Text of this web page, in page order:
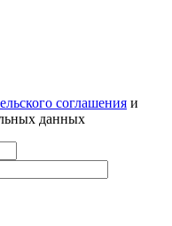
соглашения и
данных